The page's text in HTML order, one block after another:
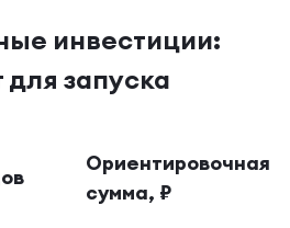
инвестиции:
для запуска
Ориентировочная
сумма, ₽